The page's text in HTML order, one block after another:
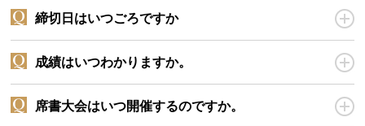
締切日はいつごろですか
成績はいつわかりますか。
席書大会はいつ開催するのですか。